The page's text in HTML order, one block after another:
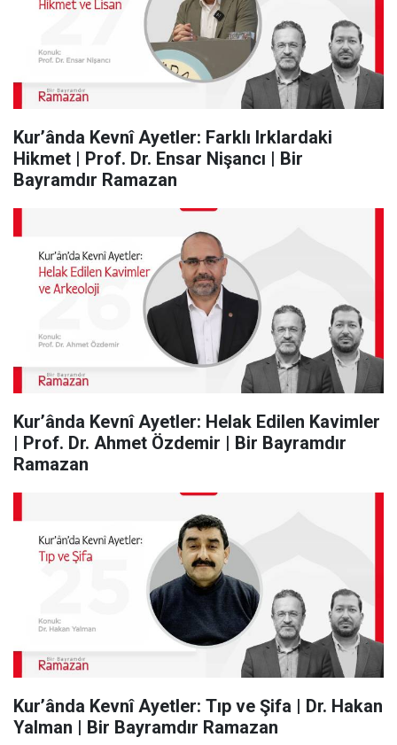
Kur’ânda Kevnî Ayetler: Farklı Irklardaki
Hikmet | Prof. Dr. Ensar Nişancı | Bir
Bayramdır Ramazan
Kur’ânda Kevnî Ayetler: Helak Edilen Kavimler
| Prof. Dr. Ahmet Özdemir | Bir Bayramdır
Ramazan
Kur’ânda Kevnî Ayetler: Tıp ve Şifa | Dr. Hakan
Yalman | Bir Bayramdır Ramazan